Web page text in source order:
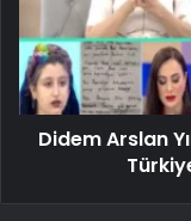
Didem Arslan